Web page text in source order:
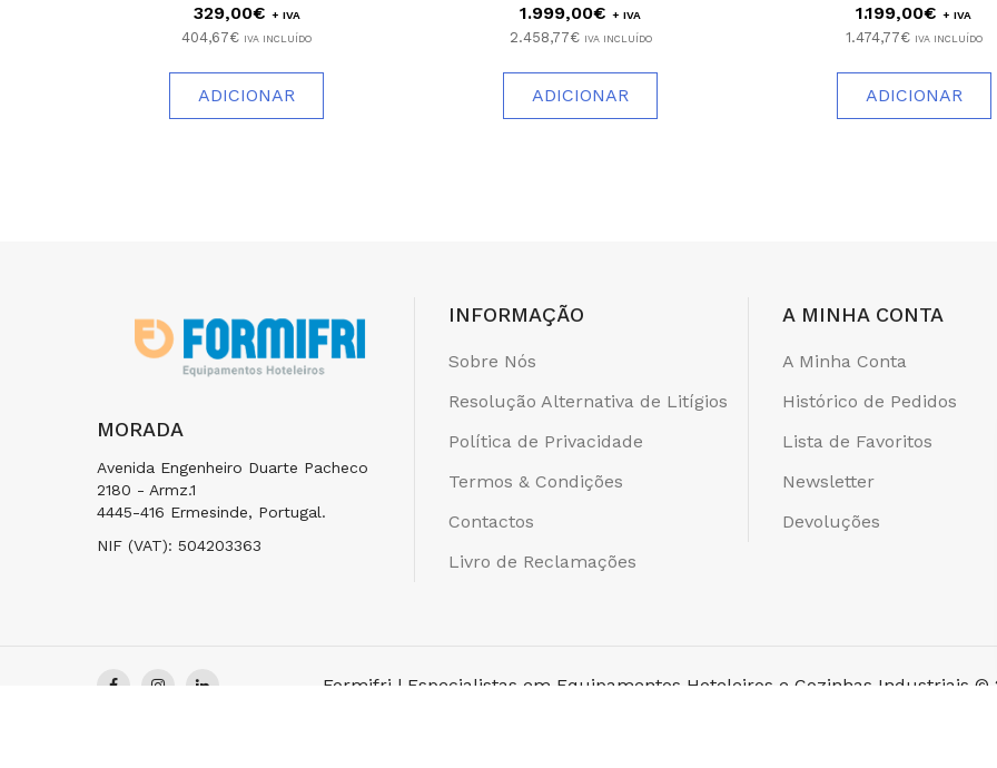
329,00€ + IVA
404,67€ IVA INCLUÍDO
ADICIONAR
1.999,00€+ IVA
2.458,77€ IVA INCLUÍDO
ADICIONAR
1.199,00€+ IVA
1.474,77€ IVA INCLUÍDO
ADICIONAR
MORADA
Avenida Engenheiro Duarte Pacheco
2180 - Armz.1
4445-416 Ermesinde, Portugal.
NIF (VAT): 504203363
INFORMAÇÃO
Sobre Nós
Resolução Alternativa de Litígios
Política de Privacidade
Termos & Condições
Contactos
Livro de Reclamações
A MINHA CONTA
A Minha Conta
Histórico de Pedidos
Lista de Favoritos
Newsletter
Devoluções
Formifri | Especialistas em Equipamentos Hoteleiros e Cozinhas Industriais ©